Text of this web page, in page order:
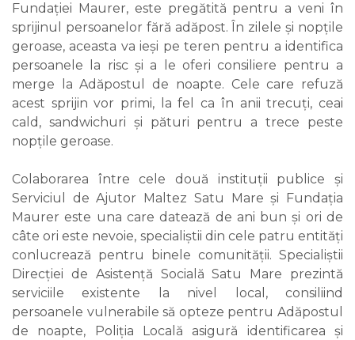
Fundației Maurer, este pregătită pentru a veni în
sprijinul persoanelor fără adăpost. În zilele și nopțile
geroase, aceasta va ieși pe teren pentru a identifica
persoanele la risc și a le oferi consiliere pentru a
merge la Adăpostul de noapte. Cele care refuză
acest sprijin vor primi, la fel ca în anii trecuți, ceai
cald, sandwichuri și pături pentru a trece peste
nopțile geroase.
Colaborarea între cele două instituții publice și
Serviciul de Ajutor Maltez Satu Mare și Fundația
Maurer este una care datează de ani bun și ori de
câte ori este nevoie, specialiștii din cele patru entități
conlucrează pentru binele comunității. Specialiștii
Direcției de Asistență Socială Satu Mare prezintă
serviciile existente la nivel local, consiliind
persoanele vulnerabile să opteze pentru Adăpostul
de noapte, Poliția Locală asigură identificarea și